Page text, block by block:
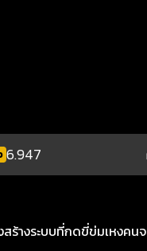
6.947
ร้างระบบที่กดขี่ข่มเหงคน